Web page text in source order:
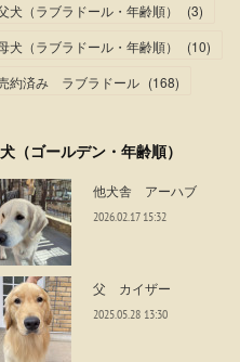
犬（ラブラドール・年齢順）
(3)
犬（ラブラドール・年齢順）
(10)
約済み ラブラドール (168)
（ゴールデン・年齢順）
他犬舎 アーハブ
2026.02.17 15:32
父 カイザー
2025.05.28 13:30